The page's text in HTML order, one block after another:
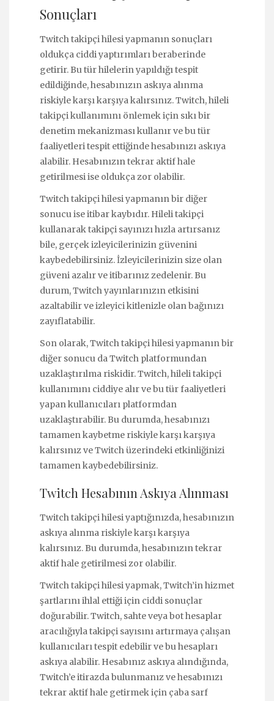
Sonuçları
Twitch takipçi hilesi yapmanın sonuçları
oldukça ciddi yaptırımları beraberinde
getirir. Bu tür hilelerin yapıldığı tespit
edildiğinde, hesabınızın askıya alınma
riskiyle karşı karşıya kalırsınız. Twitch, hileli
takipçi kullanımını önlemek için sıkı bir
denetim mekanizması kullanır ve bu tür
faaliyetleri tespit ettiğinde hesabınızı askıya
alabilir. Hesabınızın tekrar aktif hale
getirilmesi ise oldukça zor olabilir.
Twitch takipçi hilesi yapmanın bir diğer
sonucu ise itibar kaybıdır. Hileli takipçi
kullanarak takipçi sayınızı hızla artırsanız
bile, gerçek izleyicilerinizin güvenini
kaybedebilirsiniz. İzleyicilerinizin size olan
güveni azalır ve itibarınız zedelenir. Bu
durum, Twitch yayınlarınızın etkisini
azaltabilir ve izleyici kitlenizle olan bağınızı
zayıflatabilir.
Son olarak, Twitch takipçi hilesi yapmanın bir
diğer sonucu da Twitch platformundan
uzaklaştırılma riskidir. Twitch, hileli takipçi
kullanımını ciddiye alır ve bu tür faaliyetleri
yapan kullanıcıları platformdan
uzaklaştırabilir. Bu durumda, hesabınızı
tamamen kaybetme riskiyle karşı karşıya
kalırsınız ve Twitch üzerindeki etkinliğinizi
tamamen kaybedebilirsiniz.
Twitch Hesabının Askıya Alınması
Twitch takipçi hilesi yaptığınızda, hesabınızın
askıya alınma riskiyle karşı karşıya
kalırsınız. Bu durumda, hesabınızın tekrar
aktif hale getirilmesi zor olabilir.
Twitch takipçi hilesi yapmak, Twitch’in hizmet
şartlarını ihlal ettiği için ciddi sonuçlar
doğurabilir. Twitch, sahte veya bot hesaplar
aracılığıyla takipçi sayısını artırmaya çalışan
kullanıcıları tespit edebilir ve bu hesapları
askıya alabilir. Hesabınız askıya alındığında,
Twitch’e itirazda bulunmanız ve hesabınızı
tekrar aktif hale getirmek için çaba sarf